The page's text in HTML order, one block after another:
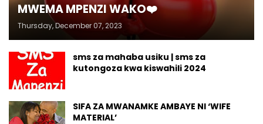
MWEMA MPENZI WAKO❤️
Thursday, December 07, 2023
sms za mahaba usiku | sms za
kutongoza kwa kiswahili 2024
SIFA ZA MWANAMKE AMBAYE NI ‘WIFE
MATERIAL’